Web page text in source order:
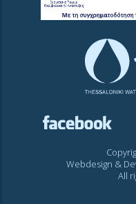
Webdesign &
All